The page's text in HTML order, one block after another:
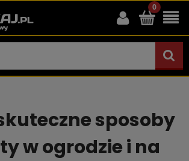
sposoby
w ogrodzie i na